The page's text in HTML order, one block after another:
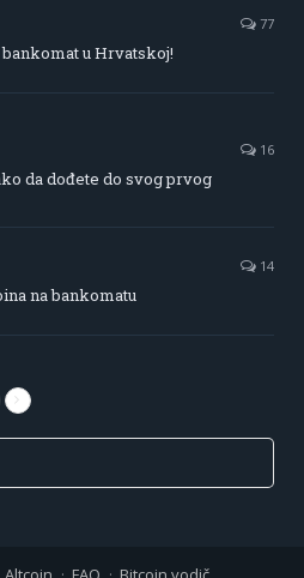
77
u Hrvatskoj!
16
da dođete do svog prvog
14
na bankomatu